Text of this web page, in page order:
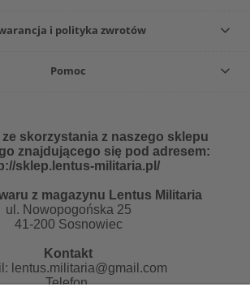
i polityka zwrotów
Pomoc
ze skorzystania z naszego sklepu
znajdującego się pod adresem:
sklep.lentus-militaria.pl/
z magazynu Lentus Militaria
ul. Nowopogońska 25
41-200 Sosnowiec
Kontakt
lentus.militaria@gmail.com
Telefon